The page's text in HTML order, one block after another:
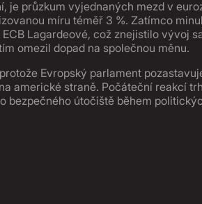
je průzkum vyjednaných mezd v
míru téměř 3 %. Zatímco
Lagardeové, což znejistilo vývoj
omezil dopad na společnou měnu.
Evropský parlament
americké straně. Počáteční reakcí
bezpečného útočiště během